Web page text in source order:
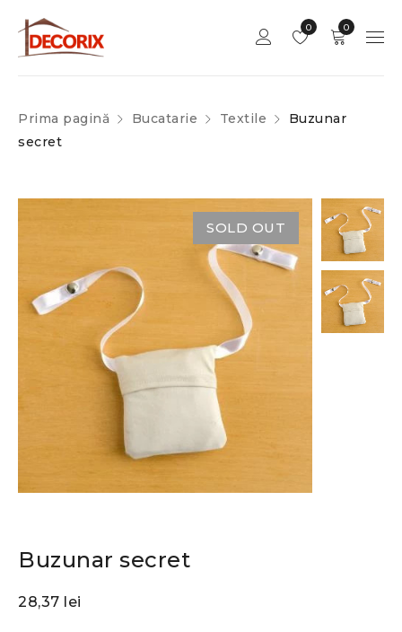
0
0
Prima pagină Bucatarie Textile
Buzunar
secret
SOLD OUT
Buzunar secret
28,37 lei